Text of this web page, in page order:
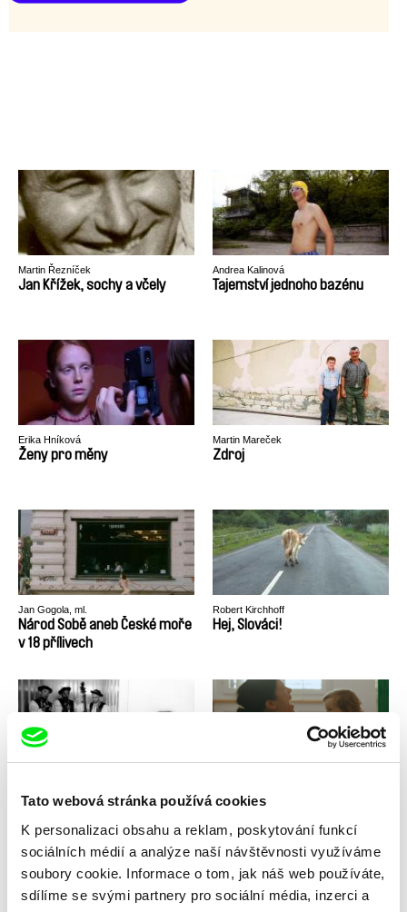
Tato webová stránka používá cookies
K personalizaci obsahu a reklam, poskytování funkcí
sociálních médií a analýze naší návštěvnosti využíváme
soubory cookie. Informace o tom, jak náš web používáte,
sdílíme se svými partnery pro sociální média, inzerci a
Martin Řezníček
Jan Křížek, sochy a včely
Andrea Kalinová
Tajemství jednoho bazénu
Erika Hníková
Ženy pro měny
Martin Mareček
Zdroj
Jan Gogola, ml.
Národ Sobě aneb České moře
v 18 přílivech
Robert Kirchhoff
Hej, Slováci!
Moravská Hellas Our Child